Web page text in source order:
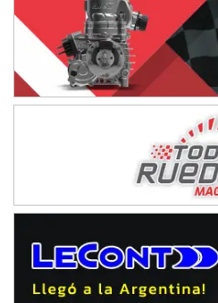
Ciudad de Trenque Lauquen (Asfalto)
Trenque Lauquen (Buenos Aires)
ENTRERRIANO - F6 (POSTERGADA)
Parque de la Velocidad (Asfalto)
Gral. E. Godoy (Río Negro)
CSK - F7